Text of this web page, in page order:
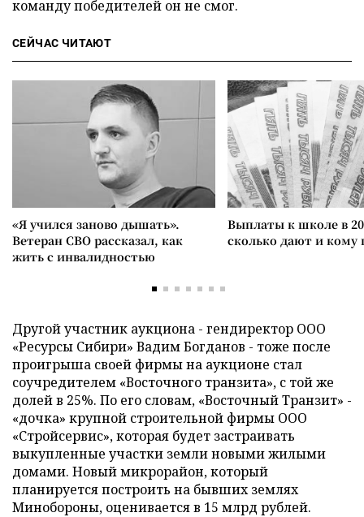
команду победителей он не смог.
СЕЙЧАС ЧИТАЮТ
«Я учился заново дышать».
Ветеран СВО рассказал, как
жить с инвалидностью
Выплаты к школе в
сколько дают и
Другой участник аукциона - гендиректор ООО
«Ресурсы Сибири» Вадим Богданов - тоже после
проигрыша своей фирмы на аукционе стал
соучредителем «Восточного транзита», с той же
долей в 25%. По его словам, «Восточный Транзит» -
«дочка» крупной строительной фирмы ООО
«Стройсервис», которая будет застраивать
выкупленные участки земли новыми жилыми
домами. Новый микрорайон, который
планируется построить на бывших землях
Минобороны, оценивается в 15 млрд рублей.